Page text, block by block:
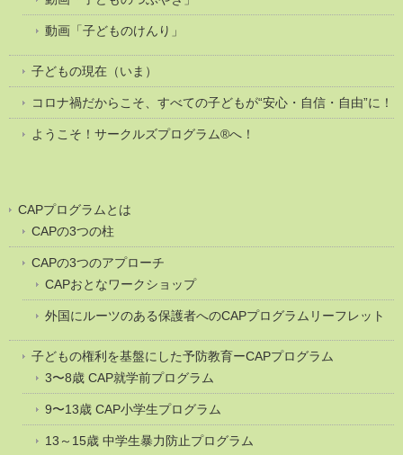
動画「子どものけんり」
子どもの現在（いま）
コロナ禍だからこそ、すべての子どもが“安心・自信・自由”に！
ようこそ！サークルズプログラム®へ！
CAPプログラムとは
CAPの3つの柱
CAPの3つのアプローチ
CAPおとなワークショップ
外国にルーツのある保護者へのCAPプログラムリーフレット
子どもの権利を基盤にした予防教育ーCAPプログラム
3〜8歳 CAP就学前プログラム
9〜13歳 CAP小学生プログラム
13～15歳 中学生暴力防止プログラム